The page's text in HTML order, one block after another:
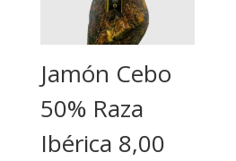
Jamón Cebo
50% Raza
Ibérica 8,00